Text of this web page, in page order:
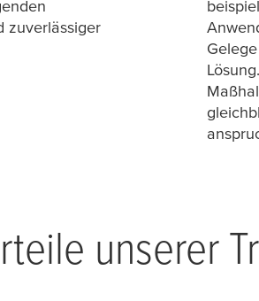
zuverlässiger
unserer